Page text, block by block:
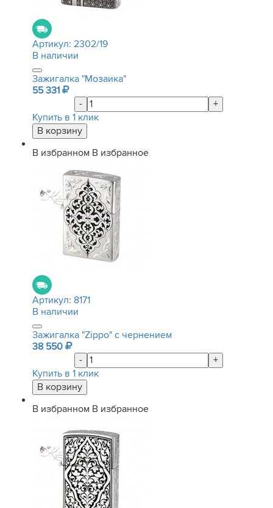
Артикул: 2302/19
В наличии
Зажигалка "Мозаика"
55 331
-
+
Купить в 1 клик
В избранном В избранное
Артикул: 8171
В наличии
Зажигалка "Zippo" с чернением
38 550
-
+
Купить в 1 клик
В избранном В избранное